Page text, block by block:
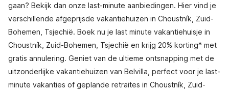
gaan? Bekijk dan onze last-minute aanbiedingen. Hier vind je
verschillende afgeprijsde vakantiehuizen in Choustník, Zuid-
Bohemen, Tsjechië. Boek nu je last minute vakantiehuisje in
Choustník, Zuid-Bohemen, Tsjechië en krijg 20% korting* met
gratis annulering. Geniet van de ultieme ontsnapping met de
uitzonderlijke vakantiehuizen van Belvilla, perfect voor je last-
minute vakanties of geplande retraites in Choustník, Zuid-